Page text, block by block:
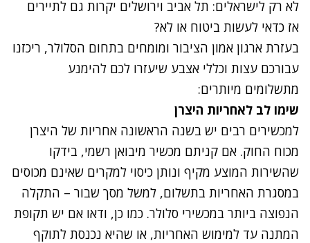
לא רק לישראלים: תל אביב וירושלים יקרות גם לתיירים
אז כדאי לעשות ביטוח או לא?
בעזרת ארגון אמון הציבור ומומחים בתחום הסלולר, ריכזנו
עבורכם עצות וכללי אצבע שיעזרו לכם להימנע
מתשלומים מיותרים:
שימו לב לאחריות היצרן
למכשירים רבים יש בשנה הראשונה אחריות של היצרן
מכוח החוק. אם קניתם מכשיר מיבואן רשמי, בידקו
שהשירות המוצע מקיף ונותן כיסוי למקרים שאינם מכוסים
במסגרת האחריות בתשלום, למשל מסך שבור – התקלה
הנפוצה ביותר במכשירי סלולר. כמו כן, ודאו אם יש תקופת
המתנה עד למימוש האחריות, או שהיא נכנסת לתוקף